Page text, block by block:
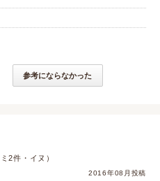
参考にならなかった
2件・イヌ）
2016年08月投稿